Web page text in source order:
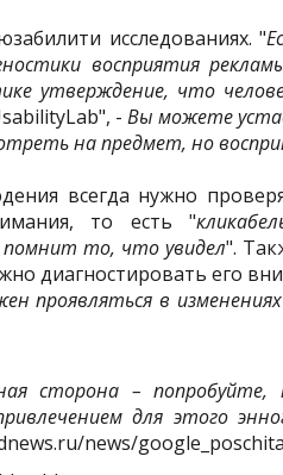
исследованиях. "
восприятия
утверждение, что
- Вы можете
на предмет, но
всегда нужно
то есть "
помнит то, что увидел".
диагностировать его
проявляться в
сторона – попробуйте,
для этого
news/